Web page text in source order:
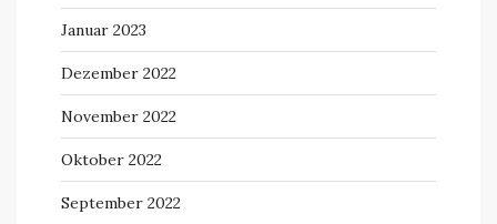
Januar 2023
Dezember 2022
November 2022
Oktober 2022
September 2022